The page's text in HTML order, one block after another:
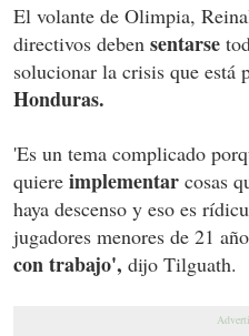
El volante de Olimpia,
directivos deben sentarse
solucionar la crisis que está
Honduras.
'Es un tema complicado
quiere implementar cosas
haya descenso y eso es
jugadores menores de 21
con trabajo', dijo Tilguath.